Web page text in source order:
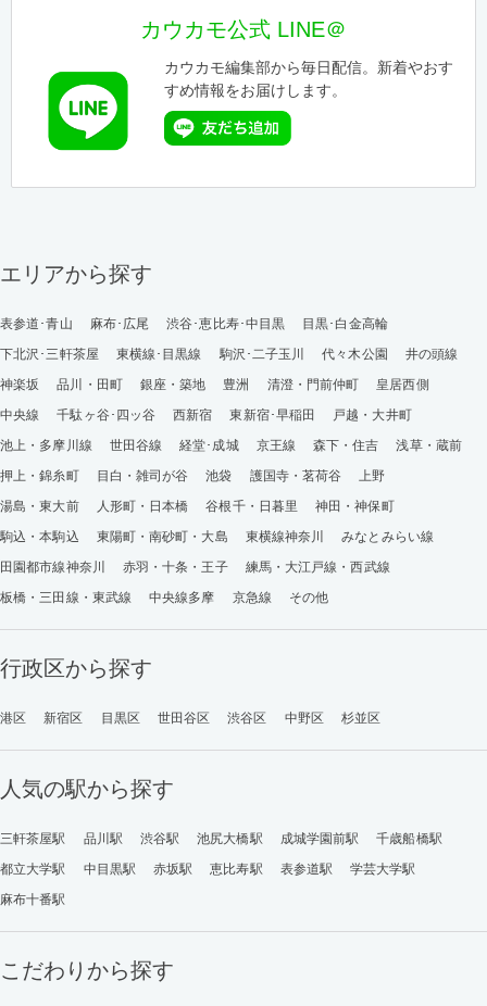
カウカモ公式 LINE＠
カウカモ編集部から毎日配信。新着やおす
すめ情報をお届けします。
エリアから探す
表参道･青山 麻布･広尾 渋谷･恵比寿･中目黒
目黒･白金高輪
下北沢･三軒茶屋
東横線･目黒線 駒沢･二子玉川 代々木公園
井の頭線
神楽坂
品川・田町 銀座・築地 豊洲 清澄・門前仲町
皇居西側
中央線
千駄ヶ谷･四ッ谷 西新宿 東新宿･早稲田
戸越・大井町
池上・多摩川線
世田谷線 経堂･成城 京王線 森下・住吉
浅草・蔵前
押上・錦糸町
目白・雑司が谷 池袋 護国寺・茗荷谷
上野
湯島・東大前
人形町・日本橋 谷根千・日暮里
神田・神保町
駒込・本駒込
東陽町・南砂町・大島 東横線神奈川
みなとみらい線
田園都市線神奈川
赤羽・十条・王子
練馬・大江戸線・西武線
板橋・三田線・東武線
中央線多摩 京急線 その他
行政区から探す
港区 新宿区 目黒区 世田谷区 渋谷区 中野区 杉並区
人気の駅から探す
三軒茶屋駅 品川駅 渋谷駅 池尻大橋駅 成城学園前駅
千歳船橋駅
都立大学駅
中目黒駅 赤坂駅 恵比寿駅 表参道駅
学芸大学駅
麻布十番駅
こだわりから探す